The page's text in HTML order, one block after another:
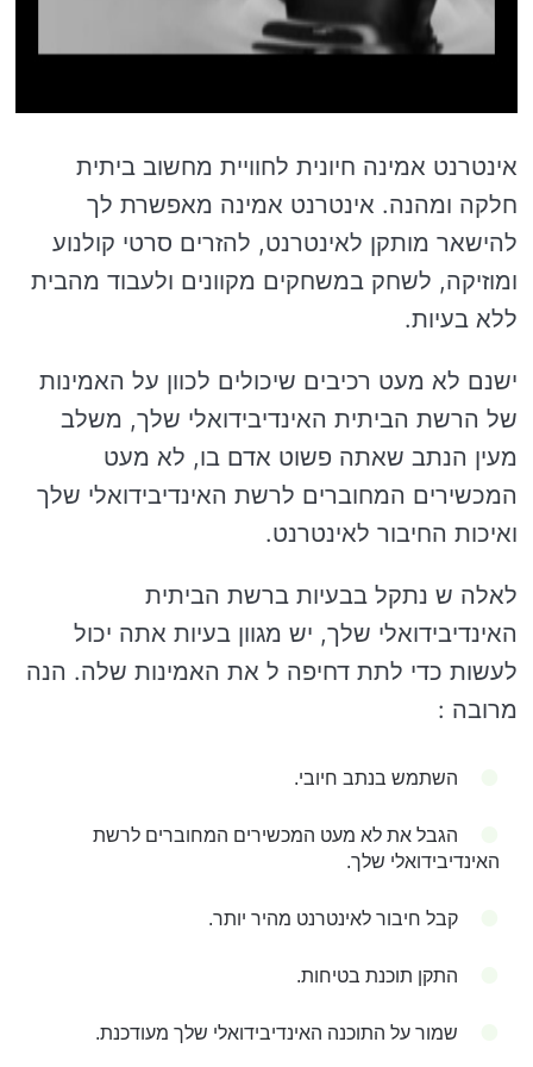
אינטרנט אמינה חיונית לחוויית מחשוב ביתית
חלקה ומהנה. אינטרנט אמינה מאפשרת לך
להישאר מותקן לאינטרנט, להזרים סרטי קולנוע
ומוזיקה, לשחק במשחקים מקוונים ולעבוד מהבית
ללא בעיות.
ישנם לא מעט רכיבים שיכולים לכוון על האמינות
של הרשת הביתית האינדיבידואלי שלך, משלב
מעין הנתב שאתה פשוט אדם בו, לא מעט
המכשירים המחוברים לרשת האינדיבידואלי שלך
ואיכות החיבור לאינטרנט.
לאלה ש נתקל בבעיות ברשת הביתית
האינדיבידואלי שלך, יש מגוון בעיות אתה יכול
לעשות כדי לתת דחיפה ל את האמינות שלה. הנה
מרובה :
השתמש בנתב חיובי.
הגבל את לא מעט המכשירים המחוברים לרשת
האינדיבידואלי שלך.
קבל חיבור לאינטרנט מהיר יותר.
התקן תוכנת בטיחות.
שמור על התוכנה האינדיבידואלי שלך מעודכנת.